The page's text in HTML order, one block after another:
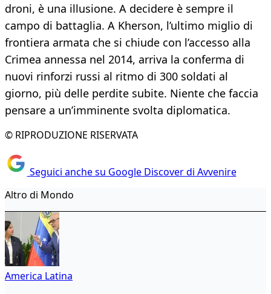
droni, è una illusione. A decidere è sempre il
campo di battaglia. A Kherson, l’ultimo miglio di
frontiera armata che si chiude con l’accesso alla
Crimea annessa nel 2014, arriva la conferma di
nuovi rinforzi russi al ritmo di 300 soldati al
giorno, più delle perdite subite. Niente che faccia
pensare a un’imminente svolta diplomatica.
© RIPRODUZIONE RISERVATA
Seguici anche su Google Discover di Avvenire
Altro di Mondo
America Latina